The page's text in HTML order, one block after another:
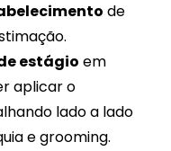
de
estágio em
aplicar o
lado a lado
e grooming.